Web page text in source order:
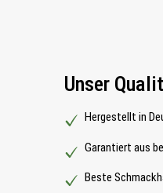
Unser
Hergestellt in
Garantiert aus
Beste